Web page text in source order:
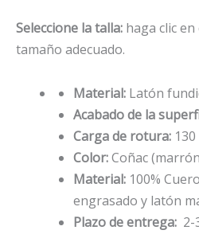
Seleccione la talla: haga clic
tamaño adecuado.
Material: Latón
Acabado de la
Carga de rotura:
Color:Coñac
Material: 100%
engrasado y latón
Plazo de entrega: 2-